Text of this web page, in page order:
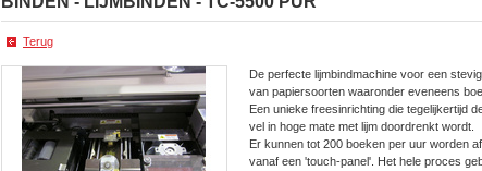
Terug
De perfecte lijmbindmachine voor een
van papiersoorten waaronder eveneens
Een unieke freesinrichting die tegelijkertijd
vel in hoge mate met lijm doordrenkt wordt.
Er kunnen tot 200 boeken per uur worden
vanaf een 'touch-panel'. Het hele proces